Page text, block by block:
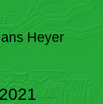
Heyer